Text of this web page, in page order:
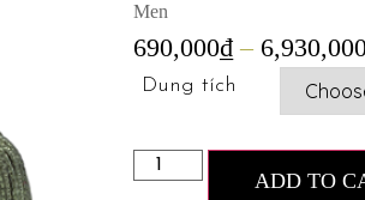
Men
690,000₫ –
Dung tích
ADD TO